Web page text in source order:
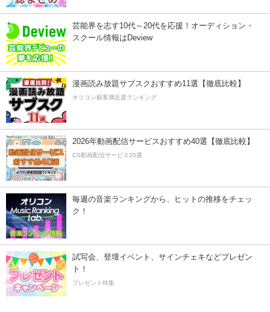
芸能界を志す10代～20代を応援！オーディション・
スクール情報はDeview
漫画読み放題サブスクおすすめ11選【徹底比較】
オリコン顧客満足度ランキング
2026年動画配信サービスおすすめ40選【徹底比較】
CS動画配信サービス20選
毎週の音楽ランキングから、ヒットの推移をチェッ
ク！
試写会、登壇イベント、サインチェキなどプレゼン
ト！
プレゼント特集